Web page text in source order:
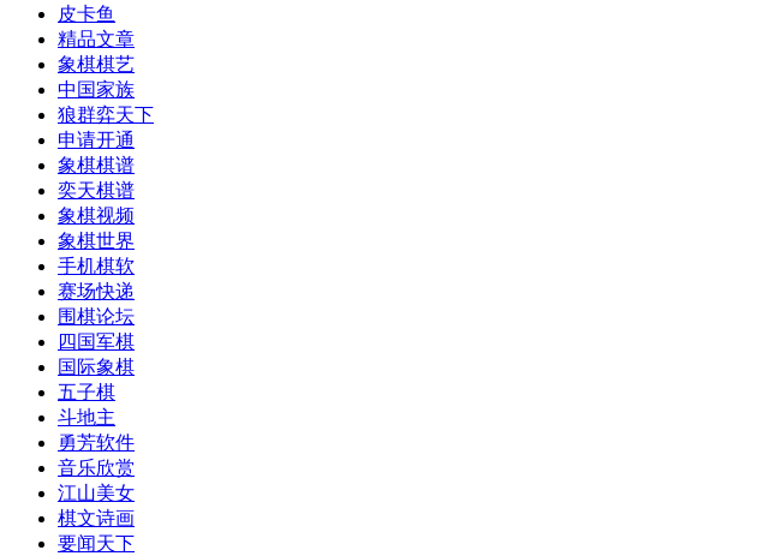
皮卡鱼
精品文章
象棋棋艺
中国家族
狼群弈天下
申请开通
象棋棋谱
奕天棋谱
象棋视频
象棋世界
手机棋软
赛场快递
围棋论坛
四国军棋
国际象棋
五子棋
斗地主
勇芳软件
音乐欣赏
江山美女
棋文诗画
要闻天下